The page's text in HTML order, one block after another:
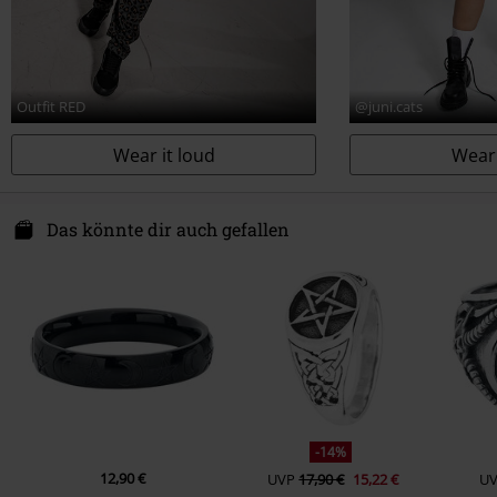
Outfit RED
Wear it loud
@juni.cats
Das könnte dir auch gefallen
12,90 €
-14%
UVP 17,90 € 15,22 €